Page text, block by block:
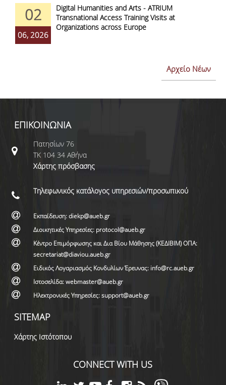
02
06, 2026
Digital Humanities and Arts - ATRIUM
Transnational Access Training Visits at
Organizations across Europe
Αρχείο Νέων
ΕΠΙΚΟΙΝΩΝΙΑ
Πατησίων 76
ΤΚ 104 34 Αθήνα
Χάρτης πρόσβασης
Τηλεφωνικός κατάλογος υπηρεσιών/προσωπικού
Εκπαίδευση: diekp@aueb.gr
Διοικητικές Υπηρεσίες: protocol@aueb.gr
Κέντρο Επιμόρφωσης και Δια Βίου Μάθησης (ΚΕΔΙΒΙΜ) ΟΠΑ:
secretariat@diaviou.aueb.gr
Ειδικός Λογαριασμός Κονδυλίων Έρευνας: info@rc.aueb.gr
Ιστοσελίδα: webmaster@aueb.gr
Ηλεκτρονικές Υπηρεσίες: support@aueb.gr
SITEMAP
Χάρτης Ιστότοπου
CONNECT WITH US